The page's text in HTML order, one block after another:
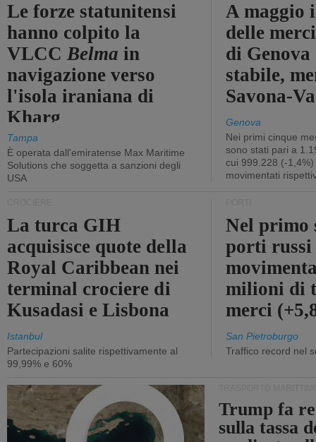
Le forze statunitensi
hanno colpito la
VLCCBelma in
navigazione verso
l'isola iraniana di
Kharg
Tampa
È operata dall'emiratense Max Maritime
Solutions che soggetta a sanzioni degli
USA
A maggio
delle
di
stabile,
Savona-
Genova
Nei primi cinque
sono stati pari a
cui 999.228 (-
movimentati
La turca GIH
acquisisce quote della
Royal Caribbean nei
terminal crociere di
Kusadasi e Lisbona
Istanbul
Partecipazioni salite rispettivamente al
99,99% e 60%
Nel primo
porti russi
milioni di
merci
San Pietroburgo
Traffico record nel
Trump fa
sulla tassa